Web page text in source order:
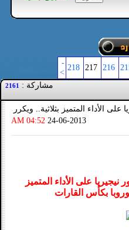
216
217
218
-
>
مشاركة :
2161
على الأداء المتميز بثلاثية.. ويكرر
24-06-2013
04:52 AM
نيجيريا على الأداء المتميز
بكأس القارات